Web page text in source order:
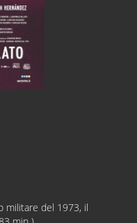
militare del 1973, il